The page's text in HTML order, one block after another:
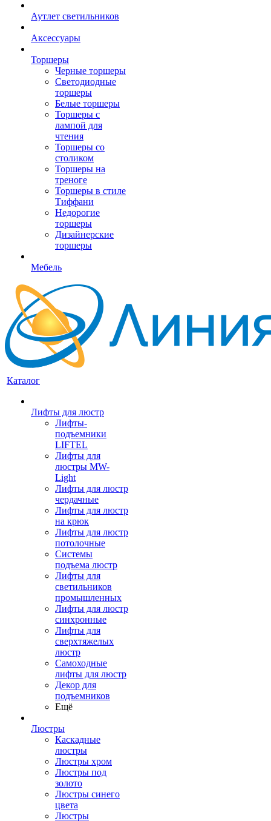
Аутлет светильников
Аксессуары
Торшеры
Черные торшеры
Светодиодные
торшеры
Белые торшеры
Торшеры с
лампой для
чтения
Торшеры со
столиком
Торшеры на
треноге
Торшеры в стиле
Тиффани
Недорогие
торшеры
Дизайнерские
торшеры
Мебель
Каталог
Лифты для люстр
Лифты-
подъемники
LIFTEL
Лифты для
люстры MW-
Light
Лифты для люстр
чердачные
Лифты для люстр
на крюк
Лифты для люстр
потолочные
Системы
подъема люстр
Лифты для
светильников
промышленных
Лифты для люстр
синхронные
Лифты для
сверхтяжелых
люстр
Самоходные
лифты для люстр
Декор для
подъемников
Ещё
Люстры
Каскадные
люстры
Люстры хром
Люстры под
золото
Люстры синего
цвета
Люстры